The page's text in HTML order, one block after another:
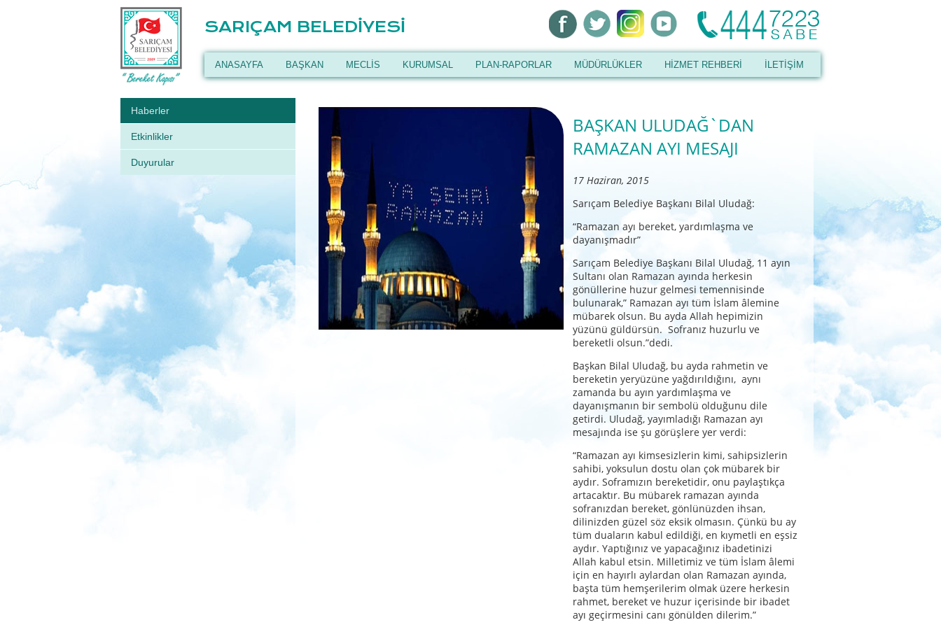
SARIÇAM BELEDİYESİ
ANASAYFA BAŞKAN MECLİS KURUMSAL PLAN-RAPORLAR MÜDÜRLÜKLER HİZMET REHBERİ İLETİŞİM
Haberler
Etkinlikler
Duyurular
BAŞKAN ULUDAĞ`DAN
RAMAZAN AYI MESAJI
17 Haziran, 2015
Sarıçam Belediye Başkanı Bilal Uludağ:
“Ramazan ayı bereket, yardımlaşma ve
dayanışmadır”
Sarıçam Belediye Başkanı Bilal Uludağ, 11 ayın
Sultanı olan Ramazan ayında herkesin
gönüllerine huzur gelmesi temennisinde
bulunarak,” Ramazan ayı tüm İslam âlemine
mübarek olsun. Bu ayda Allah hepimizin
yüzünü güldürsün. Sofranız huzurlu ve
bereketli olsun.”dedi.
Başkan Bilal Uludağ, bu ayda rahmetin ve
bereketin yeryüzüne yağdırıldığını, aynı
zamanda bu ayın yardımlaşma ve
dayanışmanın bir sembolü olduğunu dile
getirdi. Uludağ, yayımladığı Ramazan ayı
mesajında ise şu görüşlere yer verdi:
“Ramazan ayı kimsesizlerin kimi, sahipsizlerin
sahibi, yoksulun dostu olan çok mübarek bir
aydır. Soframızın bereketidir, onu paylaştıkça
artacaktır. Bu mübarek ramazan ayında
sofranızdan bereket, gönlünüzden ihsan,
dilinizden güzel söz eksik olmasın. Çünkü bu ay
tüm duaların kabul edildiği, en kıymetli en eşsiz
aydır. Yaptığınız ve yapacağınız ibadetinizi
Allah kabul etsin. Milletimiz ve tüm İslam âlemi
için en hayırlı aylardan olan Ramazan ayında,
başta tüm hemşerilerim olmak üzere herkesin
rahmet, bereket ve huzur içerisinde bir ibadet
ayı geçirmesini canı gönülden dilerim.”